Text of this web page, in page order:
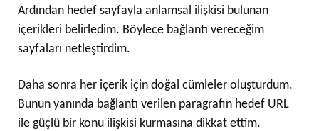
Ardından hedef sayfayla anlamsal ilişkisi bulunan
içerikleri belirledim. Böylece bağlantı vereceğim
sayfaları netleştirdim.
Daha sonra her içerik için doğal cümleler oluşturdum.
Bunun yanında bağlantı verilen paragrafın hedef URL
ile güçlü bir konu ilişkisi kurmasına dikkat ettim.